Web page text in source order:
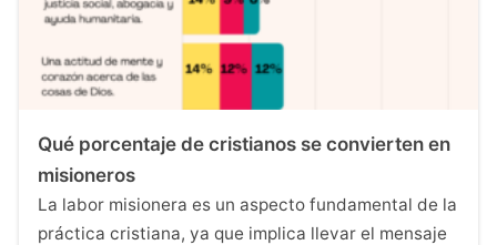
Qué porcentaje de cristianos se convierten en
misioneros
La labor misionera es un aspecto fundamental de la
práctica cristiana, ya que implica llevar el mensaje